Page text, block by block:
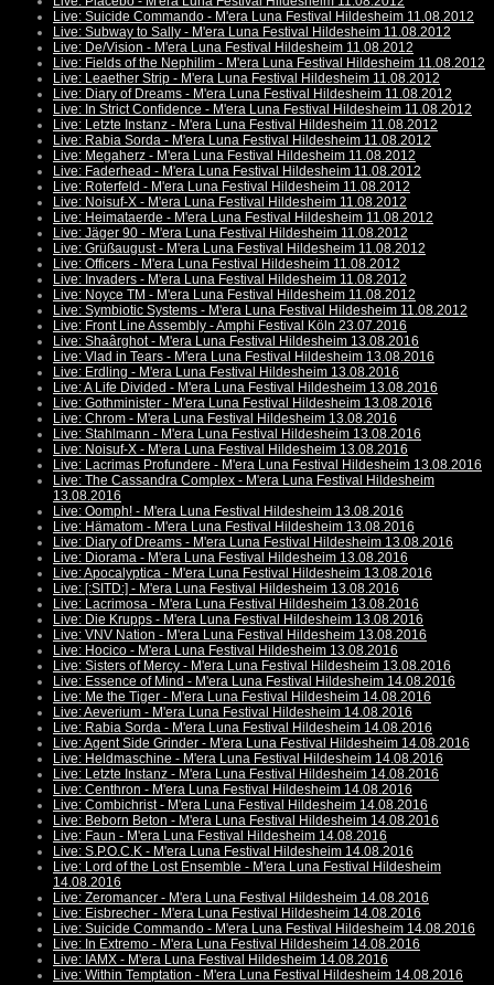
Live: Suicide Commando - M'era Luna Festival Hildesheim 11.08.2012
Live: Subway to Sally - M'era Luna Festival Hildesheim 11.08.2012
Live: De/Vision - M'era Luna Festival Hildesheim 11.08.2012
Live: Fields of the Nephilim - M'era Luna Festival Hildesheim 11.08.2012
Live: Leaether Strip - M'era Luna Festival Hildesheim 11.08.2012
Live: Diary of Dreams - M'era Luna Festival Hildesheim 11.08.2012
Live: In Strict Confidence - M'era Luna Festival Hildesheim 11.08.2012
Live: Letzte Instanz - M'era Luna Festival Hildesheim 11.08.2012
Live: Rabia Sorda - M'era Luna Festival Hildesheim 11.08.2012
Live: Megaherz - M'era Luna Festival Hildesheim 11.08.2012
Live: Faderhead - M'era Luna Festival Hildesheim 11.08.2012
Live: Roterfeld - M'era Luna Festival Hildesheim 11.08.2012
Live: Noisuf-X - M'era Luna Festival Hildesheim 11.08.2012
Live: Heimataerde - M'era Luna Festival Hildesheim 11.08.2012
Live: Jäger 90 - M'era Luna Festival Hildesheim 11.08.2012
Live: Grüßaugust - M'era Luna Festival Hildesheim 11.08.2012
Live: Officers - M'era Luna Festival Hildesheim 11.08.2012
Live: Invaders - M'era Luna Festival Hildesheim 11.08.2012
Live: Noyce TM - M'era Luna Festival Hildesheim 11.08.2012
Live: Symbiotic Systems - M'era Luna Festival Hildesheim 11.08.2012
Live: Front Line Assembly - Amphi Festival Köln 23.07.2016
Live: Shaârghot - M'era Luna Festival Hildesheim 13.08.2016
Live: Vlad in Tears - M'era Luna Festival Hildesheim 13.08.2016
Live: Erdling - M'era Luna Festival Hildesheim 13.08.2016
Live: A Life Divided - M'era Luna Festival Hildesheim 13.08.2016
Live: Gothminister - M'era Luna Festival Hildesheim 13.08.2016
Live: Chrom - M'era Luna Festival Hildesheim 13.08.2016
Live: Stahlmann - M'era Luna Festival Hildesheim 13.08.2016
Live: Noisuf-X - M'era Luna Festival Hildesheim 13.08.2016
Live: Lacrimas Profundere - M'era Luna Festival Hildesheim 13.08.2016
Live: The Cassandra Complex - M'era Luna Festival Hildesheim
13.08.2016
Live: Oomph! - M'era Luna Festival Hildesheim 13.08.2016
Live: Hämatom - M'era Luna Festival Hildesheim 13.08.2016
Live: Diary of Dreams - M'era Luna Festival Hildesheim 13.08.2016
Live: Diorama - M'era Luna Festival Hildesheim 13.08.2016
Live: Apocalyptica - M'era Luna Festival Hildesheim 13.08.2016
Live: [:SITD:] - M'era Luna Festival Hildesheim 13.08.2016
Live: Lacrimosa - M'era Luna Festival Hildesheim 13.08.2016
Live: Die Krupps - M'era Luna Festival Hildesheim 13.08.2016
Live: VNV Nation - M'era Luna Festival Hildesheim 13.08.2016
Live: Hocico - M'era Luna Festival Hildesheim 13.08.2016
Live: Sisters of Mercy - M'era Luna Festival Hildesheim 13.08.2016
Live: Essence of Mind - M'era Luna Festival Hildesheim 14.08.2016
Live: Me the Tiger - M'era Luna Festival Hildesheim 14.08.2016
Live: Aeverium - M'era Luna Festival Hildesheim 14.08.2016
Live: Rabia Sorda - M'era Luna Festival Hildesheim 14.08.2016
Live: Agent Side Grinder - M'era Luna Festival Hildesheim 14.08.2016
Live: Heldmaschine - M'era Luna Festival Hildesheim 14.08.2016
Live: Letzte Instanz - M'era Luna Festival Hildesheim 14.08.2016
Live: Centhron - M'era Luna Festival Hildesheim 14.08.2016
Live: Combichrist - M'era Luna Festival Hildesheim 14.08.2016
Live: Beborn Beton - M'era Luna Festival Hildesheim 14.08.2016
Live: Faun - M'era Luna Festival Hildesheim 14.08.2016
Live: S.P.O.C.K - M'era Luna Festival Hildesheim 14.08.2016
Live: Lord of the Lost Ensemble - M'era Luna Festival Hildesheim
14.08.2016
Live: Zeromancer - M'era Luna Festival Hildesheim 14.08.2016
Live: Eisbrecher - M'era Luna Festival Hildesheim 14.08.2016
Live: Suicide Commando - M'era Luna Festival Hildesheim 14.08.2016
Live: In Extremo - M'era Luna Festival Hildesheim 14.08.2016
Live: IAMX - M'era Luna Festival Hildesheim 14.08.2016
Live: Within Temptation - M'era Luna Festival Hildesheim 14.08.2016